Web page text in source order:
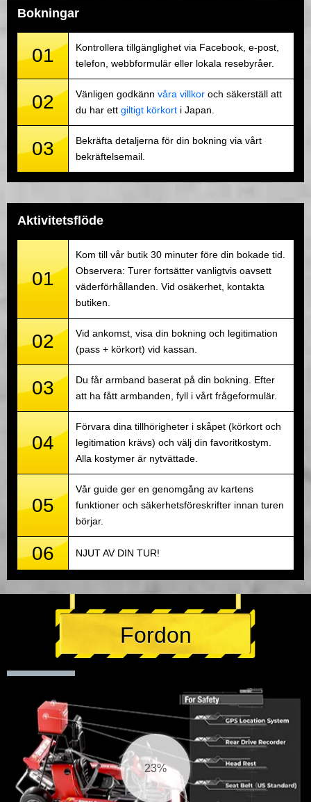
Bokningar
01
Kontrollera tillgänglighet via Facebook, e-post,
telefon, webbformulär eller lokala resebyråer.
02 Vänligen godkänn våra villkor och säkerställ att
du har ett giltigt körkort i Japan.
03
Bekräfta detaljerna för din bokning via vårt
bekräftelsemail.
Aktivitetsflöde
01
Kom till vår butik 30 minuter före din bokade tid.
Observera: Turer fortsätter vanligtvis oavsett
väderförhållanden. Vid osäkerhet, kontakta
butiken.
02
Vid ankomst, visa din bokning och legitimation
(pass + körkort) vid kassan.
03
Du får armband baserat på din bokning. Efter
att ha fått armbanden, fyll i vårt frågeformulär.
04
Förvara dina tillhörigheter i skåpet (körkort och
legitimation krävs) och välj din favoritkostym.
Alla kostymer är nytvättade.
05
Vår guide ger en genomgång av kartens
funktioner och säkerhetsföreskrifter innan turen
börjar.
06 NJUT AV DIN TUR!
Fordon
24%